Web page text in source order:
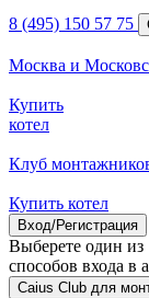
8 (495) 150 57 75
Москва и
Купить
котел
Клуб
Купить котел
Вход/Регистрация
Выберете один из
способов входа в
Caius Club для